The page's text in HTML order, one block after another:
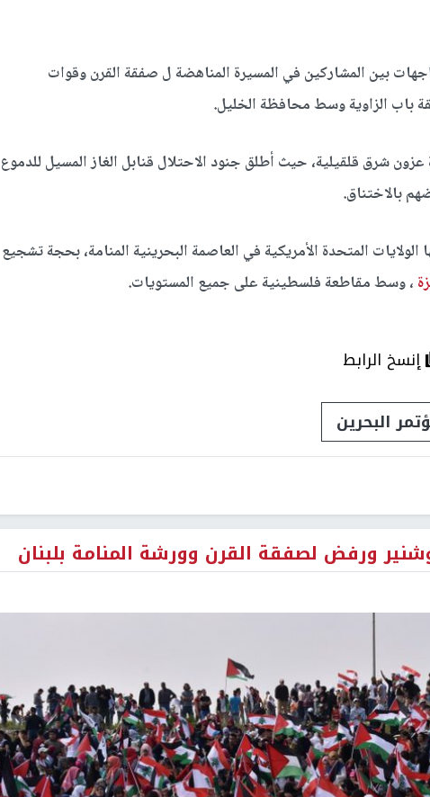
بين المشاركين في المسيرة المناهضة ل صفقة القرن وقوات
باب الزاوية وسط محافظة الخليل.
شرق قلقيلية، حيث أطلق جنود الاحتلال قنابل الغاز المسيل للدموع
بالاختناق.
المتحدة الأمريكية في العاصمة البحرينية المنامة، بحجة تشجيع
، وسط مقاطعة فلسطينية على جميع المستويات.
إنسخ الرابط
البحرين
ورفض لصفقة القرن وورشة المنامة بلبنان